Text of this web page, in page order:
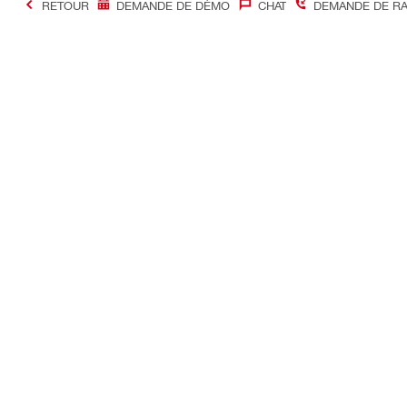
RETOUR DEMANDE DE DÉMO CHAT DEMANDE DE